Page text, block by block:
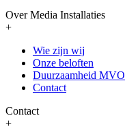
Over Media Installaties
+
Wie zijn wij
Onze beloften
Duurzaamheid MVO
Contact
Contact
+